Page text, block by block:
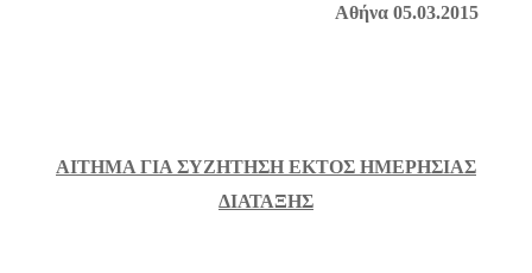
Αθήνα 05.03.2015
ΑΙΤΗΜΑ ΓΙΑ ΣΥΖΗΤΗΣΗ ΕΚΤΟΣ ΗΜΕΡΗΣΙΑΣ
ΔΙΑΤΑΞΗΣ